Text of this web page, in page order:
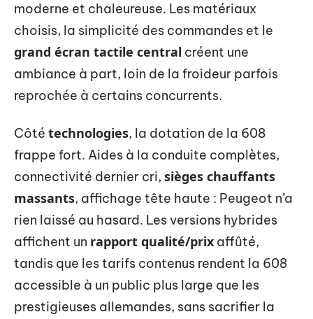
moderne et chaleureuse. Les matériaux
choisis, la simplicité des commandes et le
grand écran tactile central créent une
ambiance à part, loin de la froideur parfois
reprochée à certains concurrents.
Côté technologies, la dotation de la 608
frappe fort. Aides à la conduite complètes,
connectivité dernier cri, sièges chauffants
massants, affichage tête haute : Peugeot n’a
rien laissé au hasard. Les versions hybrides
affichent un rapport qualité/prix affûté,
tandis que les tarifs contenus rendent la 608
accessible à un public plus large que les
prestigieuses allemandes, sans sacrifier la